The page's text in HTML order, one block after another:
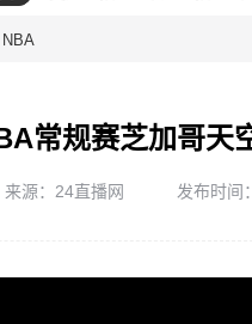
NBA
常规赛芝加哥天
来源：24直播网 发布时间